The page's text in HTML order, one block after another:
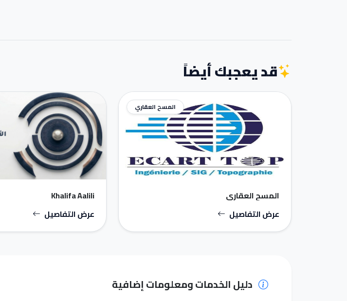
قد يعجبك أيضاً
المسح العقاري
المسح العقاري
عرض التفاصيل
Khalifa Aalili
عرض التفاصيل
دليل الخدمات ومعلومات إضافية